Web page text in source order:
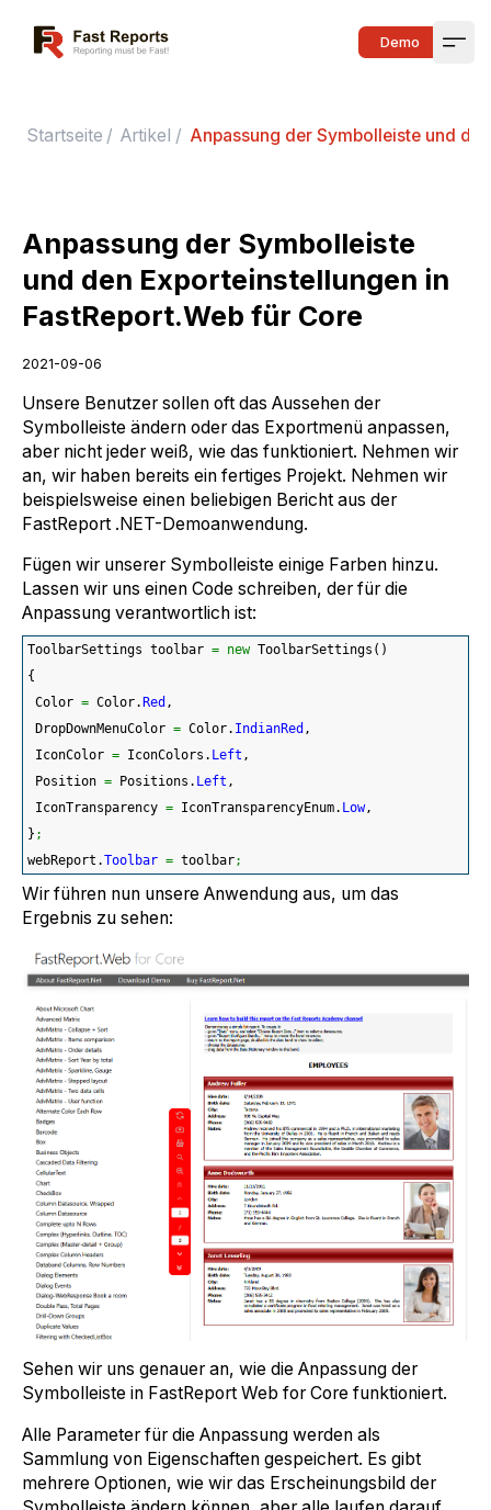
Fast Reports Demo
Startseite / Artikel / Anpassung der Symbolleiste und
Anpassung der Symbolleiste
und den Exporteinstellungen in
FastReport.Web für Core
2021-09-06
Unsere Benutzer sollen oft das Aussehen der
Symbolleiste ändern oder das Exportmenü anpassen,
aber nicht jeder weiß, wie das funktioniert. Nehmen wir
an, wir haben bereits ein fertiges Projekt. Nehmen wir
beispielsweise einen beliebigen Bericht aus der
FastReport .NET-Demoanwendung.
Fügen wir unserer Symbolleiste einige Farben hinzu.
Lassen wir uns einen Code schreiben, der für die
Anpassung verantwortlich ist:
ToolbarSettings toolbar = new ToolbarSettings ( )
{
Color = Color.Red ,
DropDownMenuColor = Color. IndianRed ,
IconColor = IconColors. Left ,
Position = Positions. Left ,
IconTransparency = IconTransparencyEnum. Low,
} ;
webReport.Toolbar = toolbar;
Wir führen nun unsere Anwendung aus, um das
Ergebnis zu sehen:
Sehen wir uns genauer an, wie die Anpassung der
Symbolleiste in FastReport Web for Core funktioniert.
Alle Parameter für die Anpassung werden als
Sammlung von Eigenschaften gespeichert. Es gibt
mehrere Optionen, wie wir das Erscheinungsbild der